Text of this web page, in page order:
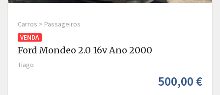
Carros > Passageiros
VENDA
Ford Mondeo 2.0 16v Ano 2000
Tiago
500,00 €